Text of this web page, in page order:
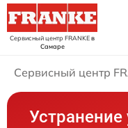
Сервисный центр FRANKEв
Самаре
Сервисный центр
Устранение